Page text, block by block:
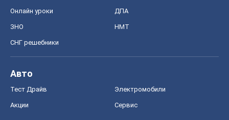
Онлайн уроки ДПА
ЗНО НМТ
СНГ решебники
Авто
Тест Драйв Электромобили
Акции Сервис